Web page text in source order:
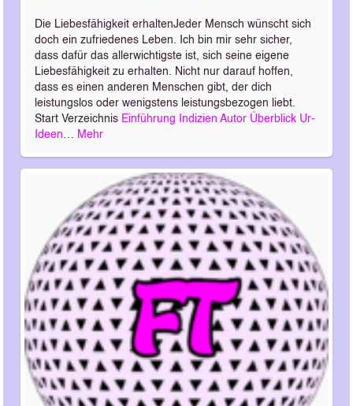
Die Liebesfähigkeit erhaltenJeder Mensch wünscht sich
doch ein zufriedenes Leben. Ich bin mir sehr sicher,
dass dafür das allerwichtigste ist, sich seine eigene
Liebesfähigkeit zu erhalten. Nicht nur darauf hoffen,
dass es einen anderen Menschen gibt, der dich
leistungslos oder wenigstens leistungsbezogen liebt.
Start Verzeichnis Einführung Indizien Autor Überblick Ur-
Ideen… Mehr